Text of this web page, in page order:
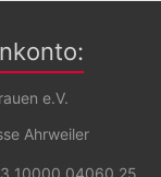
e.V.
Ahrweiler
10000 04060 25